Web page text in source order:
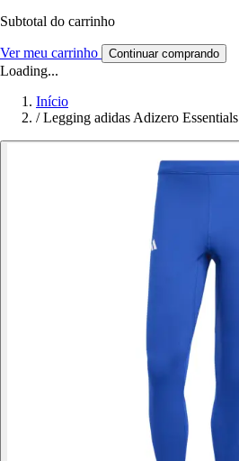
Subtotal do carrinho
Ver meu carrinho Continuar comprando
Loading...
Início
/ Legging adidas Adizero Essentials